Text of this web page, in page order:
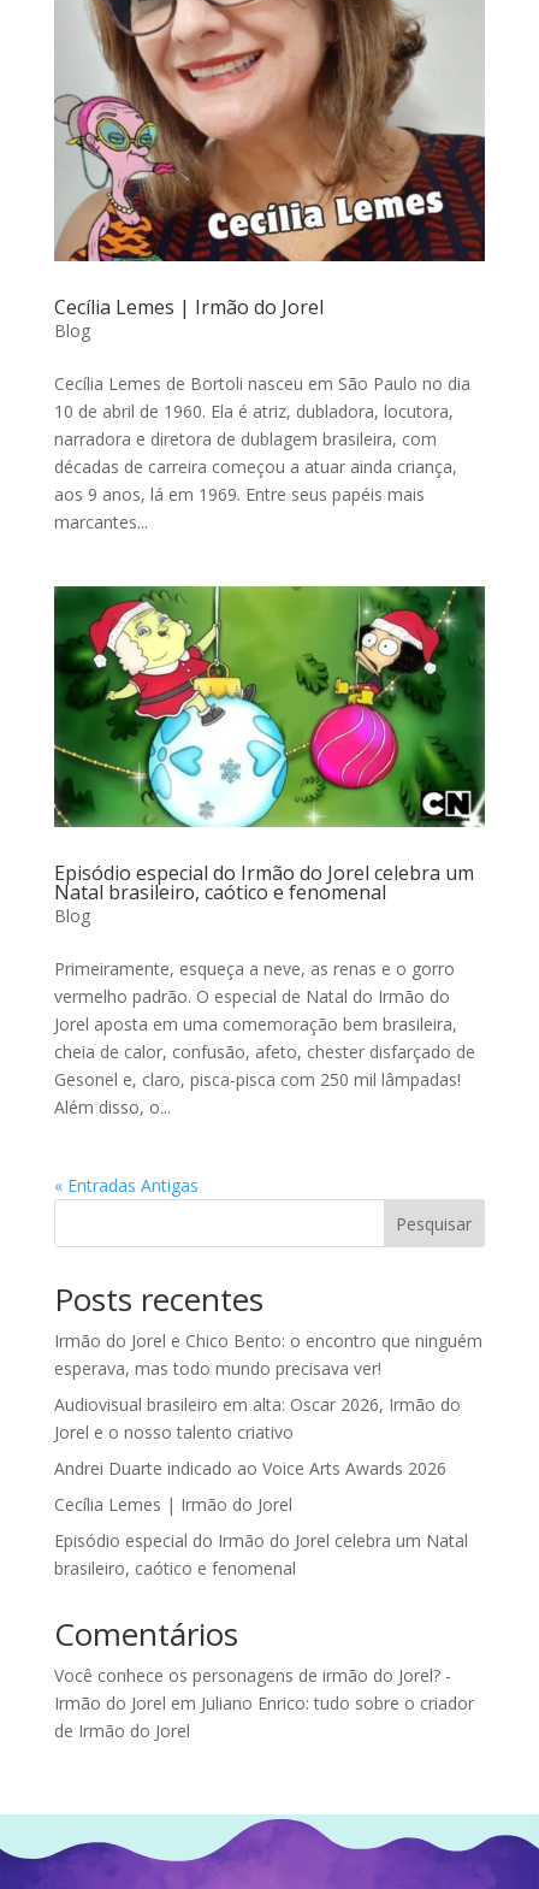
Cecília Lemes | Irmão do Jorel
Blog
Cecília Lemes de Bortoli nasceu em São Paulo no dia
10 de abril de 1960. Ela é atriz, dubladora, locutora,
narradora e diretora de dublagem brasileira, com
décadas de carreira começou a atuar ainda criança,
aos 9 anos, lá em 1969. Entre seus papéis mais
marcantes...
Episódio especial do Irmão do Jorel celebra um
Natal brasileiro, caótico e fenomenal
Blog
Primeiramente, esqueça a neve, as renas e o gorro
vermelho padrão. O especial de Natal do Irmão do
Jorel aposta em uma comemoração bem brasileira,
cheia de calor, confusão, afeto, chester disfarçado de
Gesonel e, claro, pisca-pisca com 250 mil lâmpadas!
Além disso, o...
« Entradas Antigas
Pesquisar
Posts recentes
Irmão do Jorel e Chico Bento: o encontro que ninguém
esperava, mas todo mundo precisava ver!
Audiovisual brasileiro em alta: Oscar 2026, Irmão do
Jorel e o nosso talento criativo
Andrei Duarte indicado ao Voice Arts Awards 2026
Cecília Lemes | Irmão do Jorel
Episódio especial do Irmão do Jorel celebra um Natal
brasileiro, caótico e fenomenal
Comentários
Você conhece os personagens de irmão do Jorel? -
Irmão do Jorel em Juliano Enrico: tudo sobre o criador
de Irmão do Jorel